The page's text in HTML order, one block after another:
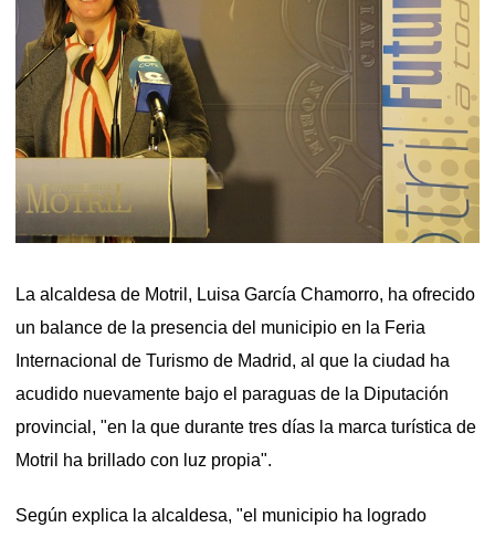
La alcaldesa de Motril, Luisa García Chamorro, ha ofrecido
un balance de la presencia del municipio en la Feria
Internacional de Turismo de Madrid, al que la ciudad ha
acudido nuevamente bajo el paraguas de la Diputación
provincial, "en la que durante tres días la marca turística de
Motril ha brillado con luz propia".
Según explica la alcaldesa, "el municipio ha logrado